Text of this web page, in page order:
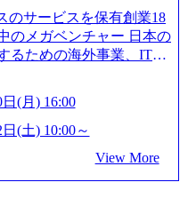
取り、プロジェクト体制
事業会社機能にも携われ
以外にもSaaSプロダク
トとしての経験を活かし
の業務改善ができます。
アクセンチュアをはじめ
い年齢の方が活躍してい
業拠点をシンガポールに
ングを行います ＜プロジ
・既存)事業のビジネス
るAIを活用した事業戦略
援及び実行支援 ・ロボテ
ルトランスフォーメーシ
プロジェクトの管理者と
メンバーの育成などを担
jp-ja/blogs/japan-
経営」 (https://business.ni
) 規模拡大で成功する理
diamond.jp/articles/-/34
article/detail/45446) エン
社に入って、何が変わっ
post-288838) プラダ：ラグ
ション (https://www.acce
のサービスを保有創業18
のメガベンチャー 日本の
るための海外事業、IT事
ハウスの組織体制をとっ
の人員調達できる 独立資
由度が高い https://storag
4f03-b076-00318d5c0dff_120
会社説明資料 (https://spea
she-shao-jie-zi-liao-zhong-tu-
(月) 16:00
(土) 10:00～
View More